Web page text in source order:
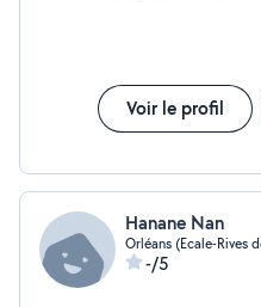
Voir le profil
Hanane Nan
Orléans (Ecale-Rives
-/5